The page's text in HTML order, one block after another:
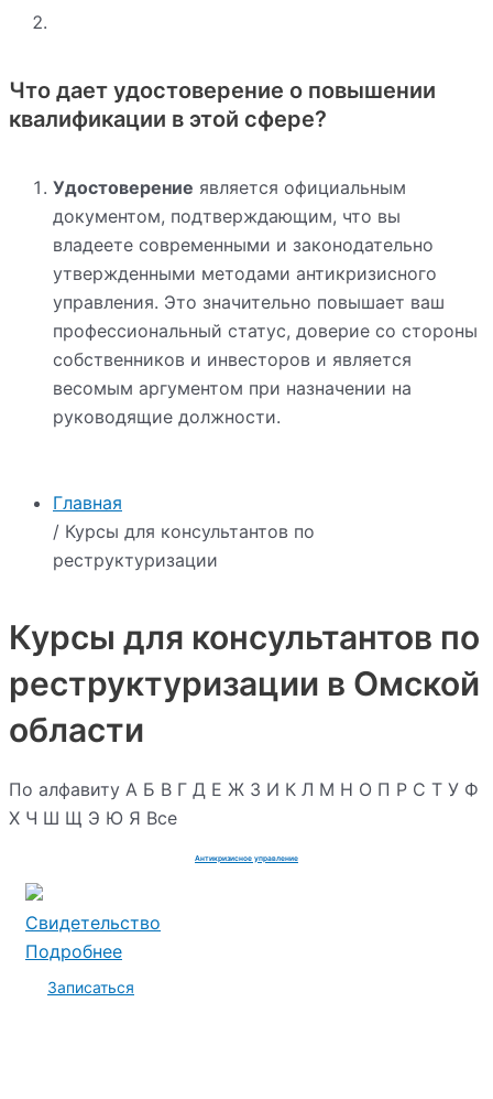
Главная
/ Курсы для консультантов по
реструктуризации
Курсы для консультантов по
реструктуризации в Омской
области
По алфавиту А Б В Г Д Е Ж З И К Л М Н О П Р С Т У Ф
Х Ч Ш Щ Э Ю Я Все
Антикризисное управление
Свидетельство
Подробнее
Записаться
Что дает удостоверение о повышении
квалификации в этой сфере?
Удостоверение является официальным
документом, подтверждающим, что вы
владеете современными и законодательно
утвержденными методами антикризисного
управления. Это значительно повышает ваш
профессиональный статус, доверие со стороны
собственников и инвесторов и является
весомым аргументом при назначении на
руководящие должности.